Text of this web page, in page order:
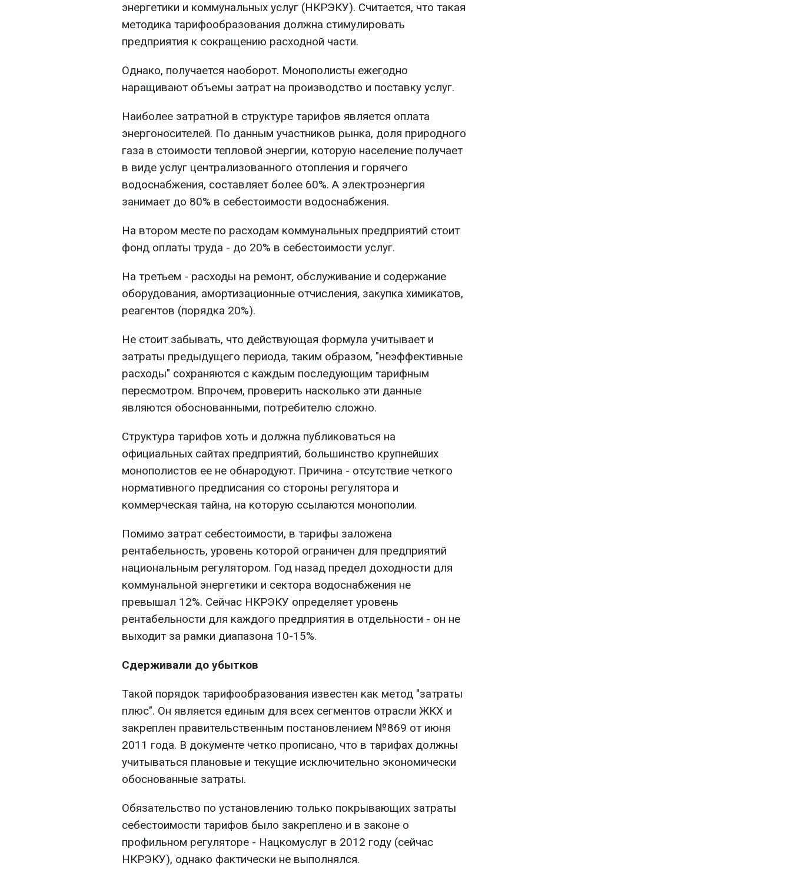
энергетики и коммунальных услуг (НКРЭКУ). Считается, что такая
методика тарифообразования должна стимулировать
предприятия к сокращению расходной части.
Однако, получается наоборот. Монополисты ежегодно
наращивают объемы затрат на производство и поставку услуг.
Наиболее затратной в структуре тарифов является оплата
энергоносителей. По данным участников рынка, доля природного
газа в стоимости тепловой энергии, которую население получает
в виде услуг централизованного отопления и горячего
водоснабжения, составляет более 60%. А электроэнергия
занимает до 80% в себестоимости водоснабжения.
На втором месте по расходам коммунальных предприятий стоит
фонд оплаты труда - до 20% в себестоимости услуг.
На третьем - расходы на ремонт, обслуживание и содержание
оборудования, амортизационные отчисления, закупка химикатов,
реагентов (порядка 20%).
Не стоит забывать, что действующая формула учитывает и
затраты предыдущего периода, таким образом, "неэффективные
расходы" сохраняются с каждым последующим тарифным
пересмотром. Впрочем, проверить насколько эти данные
являются обоснованными, потребителю сложно.
Структура тарифов хоть и должна публиковаться на
официальных сайтах предприятий, большинство крупнейших
монополистов ее не обнародуют. Причина - отсутствие четкого
нормативного предписания со стороны регулятора и
коммерческая тайна, на которую ссылаются монополии.
Помимо затрат себестоимости, в тарифы заложена
рентабельность, уровень которой ограничен для предприятий
национальным регулятором. Год назад предел доходности для
коммунальной энергетики и сектора водоснабжения не
превышал 12%. Сейчас НКРЭКУ определяет уровень
рентабельности для каждого предприятия в отдельности - он не
выходит за рамки диапазона 10-15%.
Сдерживали до убытков
Такой порядок тарифообразования известен как метод "затраты
плюс". Он является единым для всех сегментов отрасли ЖКХ и
закреплен правительственным постановлением №869 от июня
2011 года. В документе четко прописано, что в тарифах должны
учитываться плановые и текущие исключительно экономически
обоснованные затраты.
Обязательство по установлению только покрывающих затраты
себестоимости тарифов было закреплено и в законе о
профильном регуляторе - Нацкомуслуг в 2012 году (сейчас
НКРЭКУ), однако фактически не выполнялся.